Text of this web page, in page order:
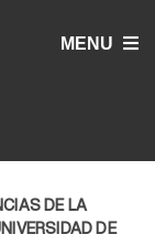
MENU
DE LA
DE